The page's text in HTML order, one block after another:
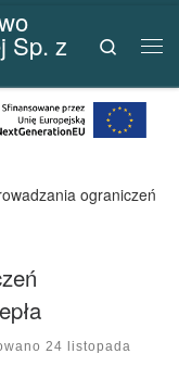
Sp. z
Search
ograniczeń
24 listopada